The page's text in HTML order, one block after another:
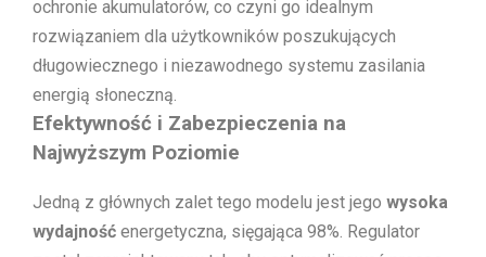
ochronie akumulatorów, co czyni go idealnym
rozwiązaniem dla użytkowników poszukujących
długowiecznego i niezawodnego systemu zasilania
energią słoneczną.
Efektywność i Zabezpieczenia na
Najwyższym Poziomie
Jedną z głównych zalet tego modelu jest jego wysoka
wydajność energetyczna, sięgająca 98%. Regulator